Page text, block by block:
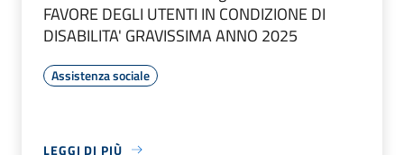
FAVORE DEGLI UTENTI IN CONDIZIONE DI
DISABILITA' GRAVISSIMA ANNO 2025
Assistenza sociale
LEGGI DI PIÙ